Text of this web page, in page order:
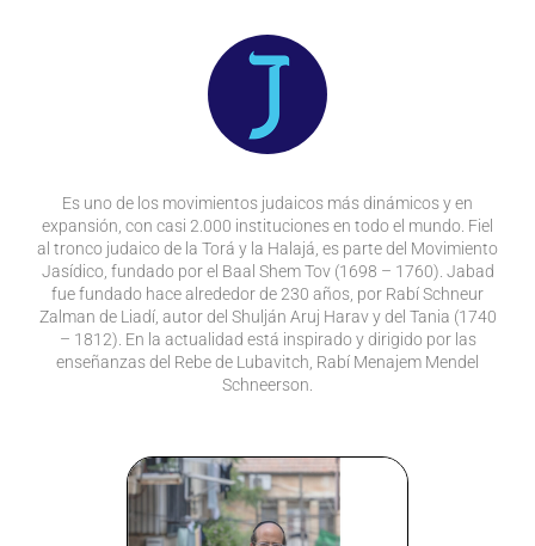
Es uno de los movimientos judaicos más dinámicos y en
expansión, con casi 2.000 instituciones en todo el mundo. Fiel
al tronco judaico de la Torá y la Halajá, es parte del Movimiento
Jasídico, fundado por el Baal Shem Tov (1698 – 1760). Jabad
fue fundado hace alrededor de 230 años, por Rabí Schneur
Zalman de Liadí, autor del Shulján Aruj Harav y del Tania (1740
– 1812). En la actualidad está inspirado y dirigido por las
enseñanzas del Rebe de Lubavitch, Rabí Menajem Mendel
Schneerson.